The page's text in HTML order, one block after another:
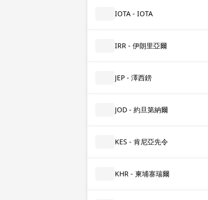
IOTA - IOTA
IRR - 伊朗里亞爾
JEP - 澤西鎊
JOD - 約旦第納爾
KES - 肯尼亞先令
KHR - 柬埔寨瑞爾